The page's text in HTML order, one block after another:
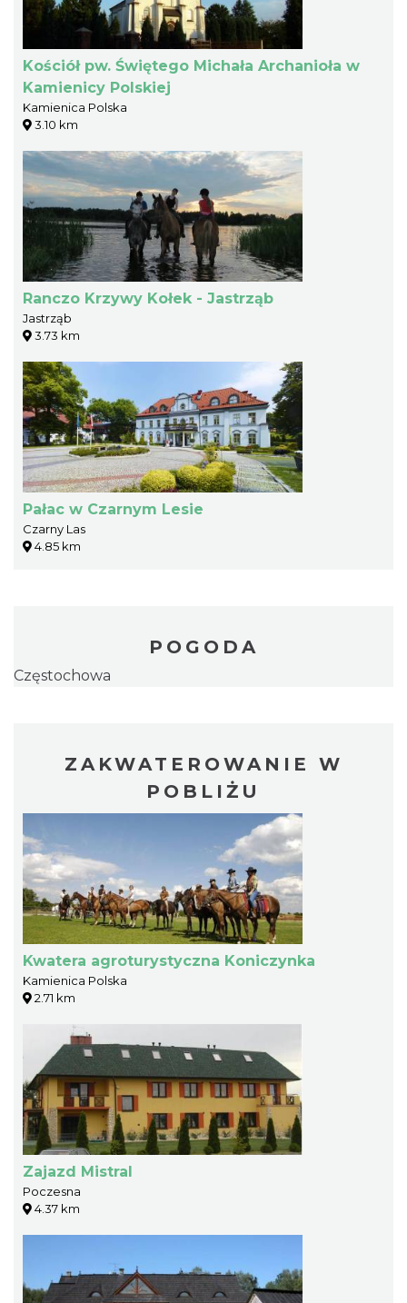
Kościół pw. Świętego Michała Archanioła w
Kamienicy Polskiej
Kamienica Polska
3.10 km
Ranczo Krzywy Kołek - Jastrząb
Jastrząb
3.73 km
Pałac w Czarnym Lesie
Czarny Las
4.85 km
POGODA
Częstochowa
ZAKWATEROWANIE W
POBLIŻU
Kwatera agroturystyczna Koniczynka
Kamienica Polska
2.71 km
Zajazd Mistral
Poczesna
4.37 km